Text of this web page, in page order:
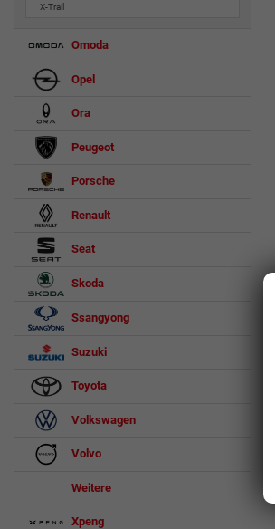
X-Trail
Omoda
Opel
Ora
Peugeot
Porsche
Renault
Seat
Skoda
Ssangyong
Suzuki
Toyota
Volkswagen
Volvo
Weitere
Xpeng